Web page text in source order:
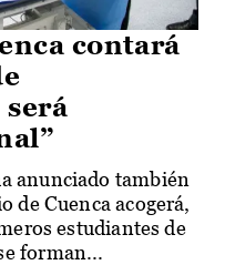
contará
anunciado también
de Cuenca acogerá,
estudiantes de
forman...